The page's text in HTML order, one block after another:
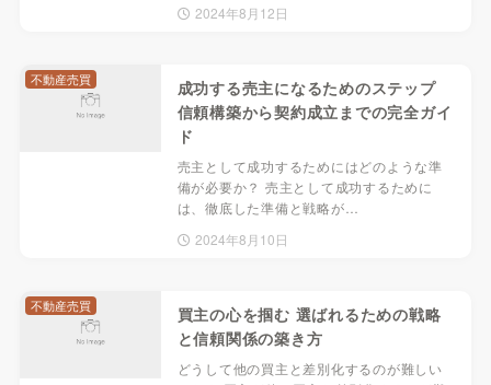
2024年8月12日
成功する売主になるためのステップ
信頼構築から契約成立までの完全ガイ
ド
売主として成功するためにはどのような準
備が必要か？ 売主として成功するために
は、徹底した準備と戦略が…
2024年8月10日
不動産売買
買主の心を掴む 選ばれるための戦略
と信頼関係の築き方
どうして他の買主と差別化するのが難しい
不動産売買